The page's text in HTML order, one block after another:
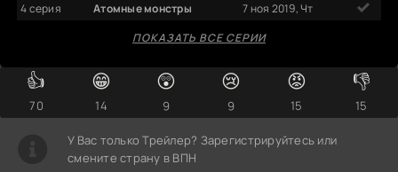
4 серия
Атомные монстры
7 ноя 2019, Чт
ПОКАЗАТЬ ВСЕ СЕРИИ
👍
70
😁
14
😲
9
😢
9
😡
15
👎
15
У Вас только Трейлер? Зарегистрируйтесь или
смените страну в ВПН